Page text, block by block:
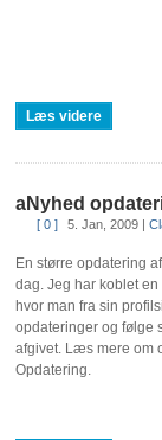
Læs videre
aNyhed
[ 0 ] 5. Jan, 2009 |
En større opdatering
dag. Jeg har koblet
hvor man fra sin
opdateringer og følge
afgivet. Læs mere om
Opdatering.